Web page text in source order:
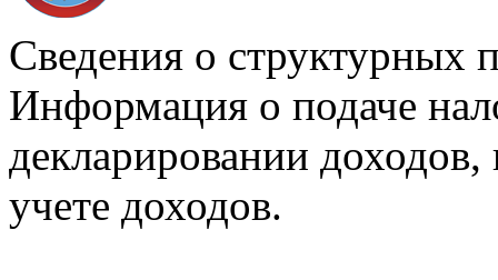
Сведения о структурных
Информация о подаче
декларировании доходов,
учете доходов.